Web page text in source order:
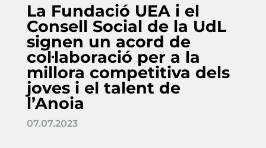
La Fundació UEA i el
Consell Social de la UdL
signen un acord de
col·laboració per a la
millora competitiva dels
joves i el talent de
l’Anoia
07.07.2023